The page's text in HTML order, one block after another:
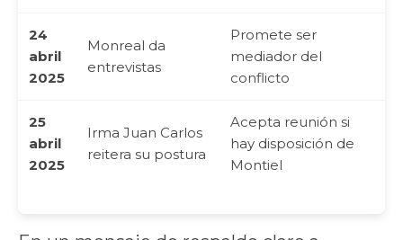
24
abril
2025
Monreal da
entrevistas
Promete ser
mediador del
conflicto
25
abril
2025
Irma Juan Carlos
reitera su postura
Acepta reunión si
hay disposición de
Montiel